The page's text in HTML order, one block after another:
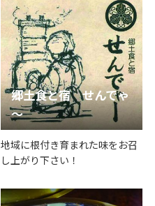
郷土食と宿 せんでゃ
～
地域に根付き育まれた味をお召
し上がり下さい！